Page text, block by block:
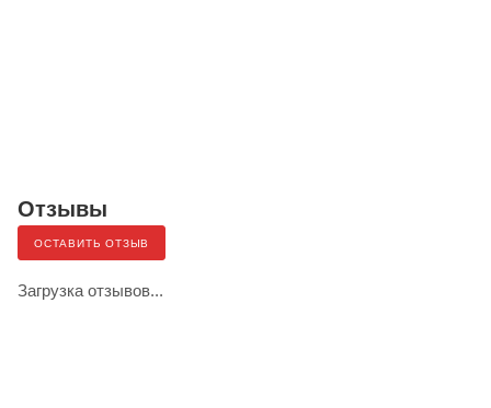
Отзывы
ОСТАВИТЬ ОТЗЫВ
Загрузка отзывов...